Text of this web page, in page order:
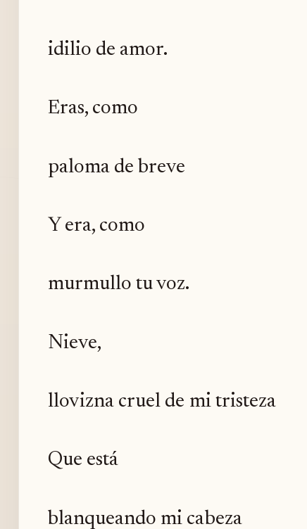
idilio de amor.
Eras, como
paloma de breve
Y era, como
murmullo tu voz.
Nieve,
llovizna cruel de mi tristeza
Que está
blanqueando mi cabeza